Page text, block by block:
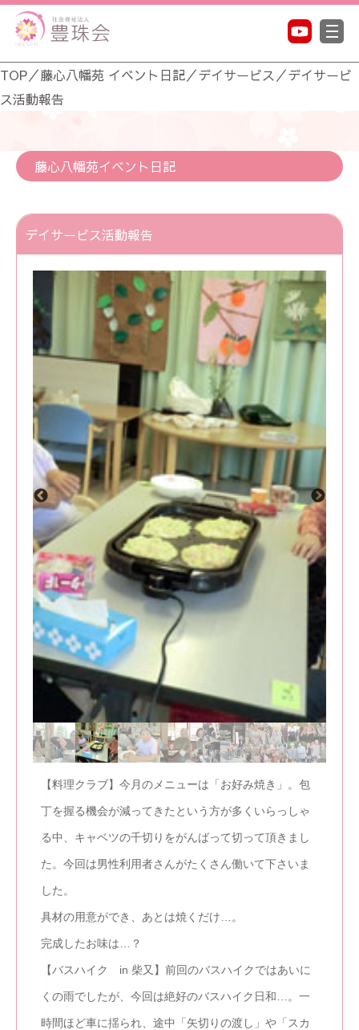
TOP／藤心八幡苑 イベント日記／デイサービス ／デイサービ
ス活動報告
藤心八幡苑イベント日記
デイサービス活動報告
【料理クラブ】今月のメニューは「お好み焼き」。包
丁を握る機会が減ってきたという方が多くいらっしゃ
る中、キャベツの千切りをがんばって切って頂きまし
た。今回は男性利用者さんがたくさん働いて下さいま
した。
具材の用意ができ、あとは焼くだけ…。
完成したお味は…？
【バスハイク in 柴又】前回のバスハイクではあいに
くの雨でしたが、今回は絶好のバスハイク日和…。一
時間ほど車に揺られ、途中「矢切りの渡し」や「スカ